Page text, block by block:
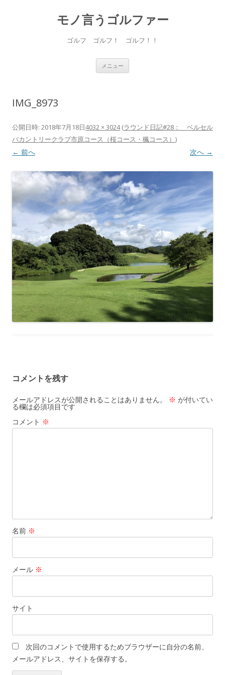
モノ言うゴルファー
ゴルフ ゴルフ！ ゴルフ！！
メニュー
プ
IMG_8973
公開日時: 2018年7月18日4032 × 3024(ラウンド日記#28： ベルセル
バカントリークラブ市原コース（桜コース・楓コース） )
← 前へ 次へ →
コメントを残す
メールアドレスが公開されることはありません。 ※ が付いてい
る欄は必須項目です
コメント ※
名前 ※
メール ※
サイト
次回のコメントで使用するためブラウザーに自分の名前、
メールアドレス、サイトを保存する。